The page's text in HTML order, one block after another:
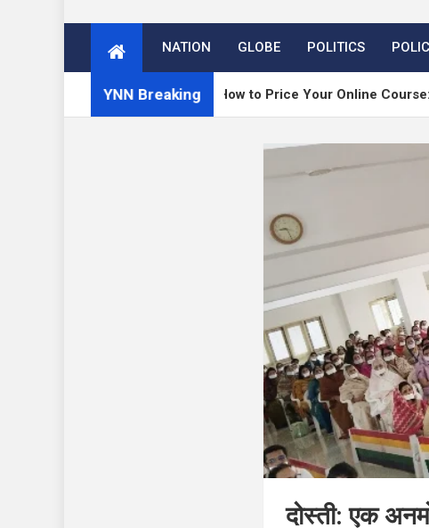
NATION GLOBE POLITICS
YNN Breaking
How to Price Your Online Course: One-Time
दोस्ती: एक